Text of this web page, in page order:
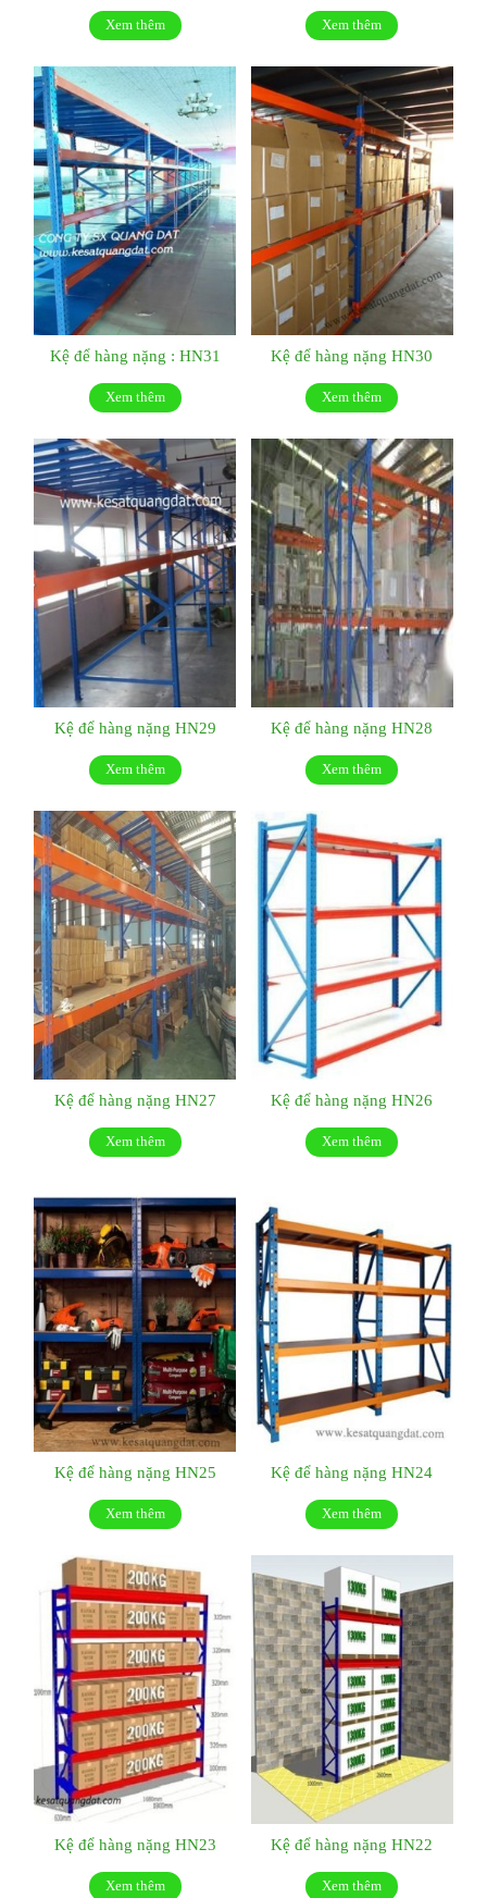
Xem thêm Xem thêm
Kệ để hàng nặng : HN31
Xem thêm
Kệ để hàng nặng HN30
Xem thêm
Kệ để hàng nặng HN29
Xem thêm
Kệ để hàng nặng HN28
Xem thêm
Kệ để hàng nặng HN27
Xem thêm
Kệ để hàng nặng HN26
Xem thêm
Kệ để hàng nặng HN25
Xem thêm
Kệ để hàng nặng HN24
Xem thêm
Kệ để hàng nặng HN23
Xem thêm
Kệ để hàng nặng HN22
Xem thêm